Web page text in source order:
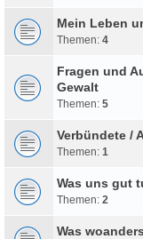
Mein Leben
Themen: 4
Fragen und
Gewalt
Themen: 5
Verbündete /
Themen: 1
Was uns gut
Themen: 2
Was